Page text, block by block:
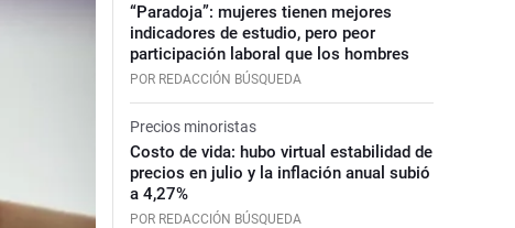
“Paradoja”: mujeres tienen mejores
indicadores de estudio, pero peor
participación laboral que los hombres
POR REDACCIÓN BÚSQUEDA
Precios minoristas
Costo de vida: hubo virtual estabilidad de
precios en julio y la inflación anual subió
a 4,27%
POR REDACCIÓN BÚSQUEDA